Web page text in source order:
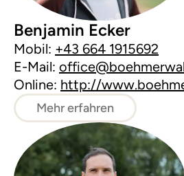
Benjamin Ecker
Mobil: +43 664 1915692
E-Mail:
Online: http://
Mehr erfahren